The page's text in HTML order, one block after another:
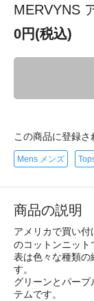
MERVYNS
0円(税込)
この商品に登録さ
Mens メンズ
商品の説明
アメリカで買い
のコットンニット
表は色々な種類の
す。
グリーンとパー
テムです。